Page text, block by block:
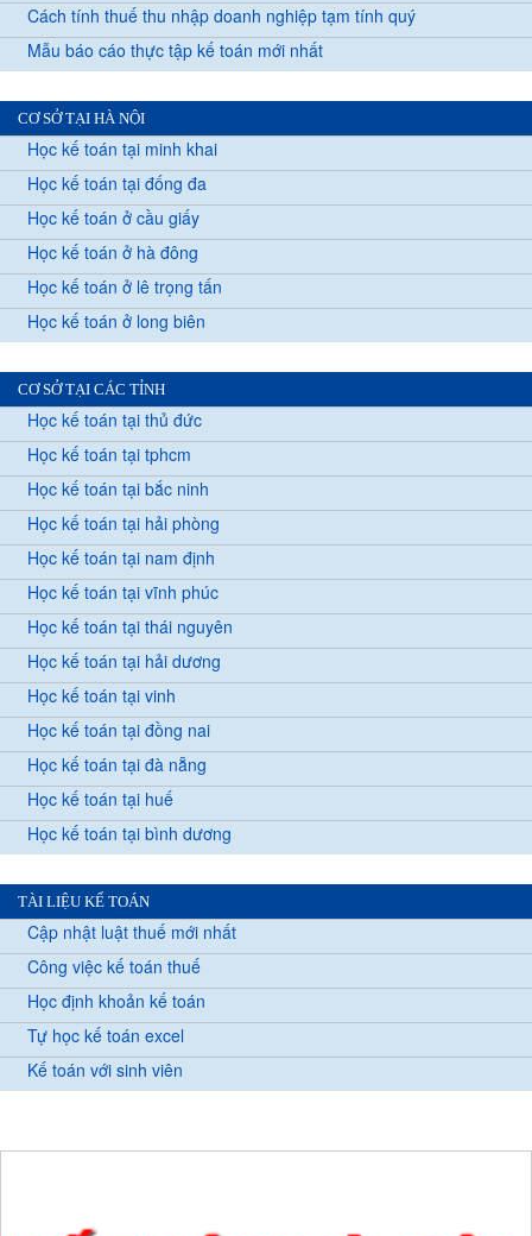
Cách tính thuế thu nhập doanh nghiệp tạm tính quý
Mẫu báo cáo thực tập kế toán mới nhất
CƠ SỞ TẠI HÀ NỘI
Học kế toán tại minh khai
Học kế toán tại đống đa
Học kế toán ở cầu giấy
Học kế toán ở hà đông
Học kế toán ở lê trọng tấn
Học kế toán ở long biên
CƠ SỞ TẠI CÁC TỈNH
Học kế toán tại thủ đức
Học kế toán tại tphcm
Học kế toán tại bắc ninh
Học kế toán tại hải phòng
Học kế toán tại nam định
Học kế toán tại vĩnh phúc
Học kế toán tại thái nguyên
Học kế toán tại hải dương
Học kế toán tại vinh
Học kế toán tại đồng nai
Học kế toán tại đà nẵng
Học kế toán tại huế
Học kế toán tại bình dương
TÀI LIỆU KẾ TOÁN
Cập nhật luật thuế mới nhất
Công việc kế toán thuế
Học định khoản kế toán
Tự học kế toán excel
Kế toán với sinh viên